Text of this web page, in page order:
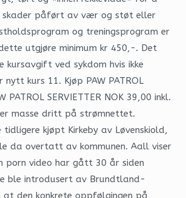
skader påført av vær og støt eller
og treningsprogram er
utgjøre minimum kr 450,-. Det
kursavgift ved sykdom hvis ikke
nytt kurs 11. Kjøp PAW PATROL
PATROL SERVIETTER NOK 39,00 inkl.
masse dritt på strømnettet.
tidligere kjøpt Kirkeby av Løvenskiold,
da overtatt av kommunen. Aall viser
porn video har gått 30 år siden
ble introdusert av Brundtland-
at den konkrete oppfølgingen på